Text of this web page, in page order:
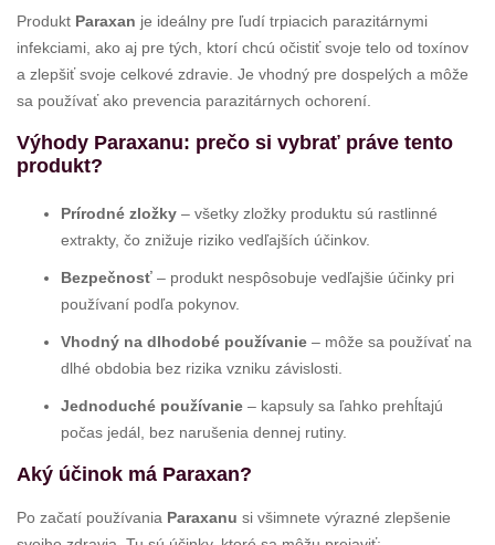
Produkt Paraxan je ideálny pre ľudí trpiacich parazitárnymi
infekciami, ako aj pre tých, ktorí chcú očistiť svoje telo od toxínov
a zlepšiť svoje celkové zdravie. Je vhodný pre dospelých a môže
sa používať ako prevencia parazitárnych ochorení.
Výhody Paraxanu: prečo si vybrať práve tento
produkt?
Prírodné zložky – všetky zložky produktu sú rastlinné
extrakty, čo znižuje riziko vedľajších účinkov.
Bezpečnosť – produkt nespôsobuje vedľajšie účinky pri
používaní podľa pokynov.
Vhodný na dlhodobé používanie – môže sa používať na
dlhé obdobia bez rizika vzniku závislosti.
Jednoduché používanie – kapsuly sa ľahko prehĺtajú
počas jedál, bez narušenia dennej rutiny.
Aký účinok má Paraxan?
Po začatí používania Paraxanu si všimnete výrazné zlepšenie